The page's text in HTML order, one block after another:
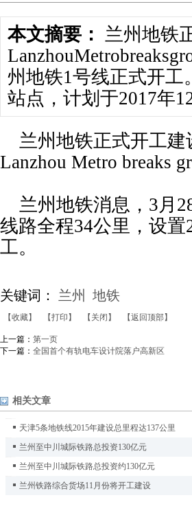
本文摘要： 兰州地铁
州地铁1号线正式开工
站点，计划于2017年
兰州地铁正式开工建
Lanzhou Metro breaks
兰州地铁消息，3月
线路全程34公里，设
工。
关键词： 兰州 地铁
【收藏】 【打印】 【关闭】
【返回顶部】
上一篇： 第一页
下一篇： 全国首个有轨电车设计院落户高新区
相关文章
天津5条地铁线2015年建设总里程达137公里
兰州至中川城际铁路总投资130亿元
兰州至中川城际铁路总投资约130亿元
兰州铁路综合货场11月份将开工建设